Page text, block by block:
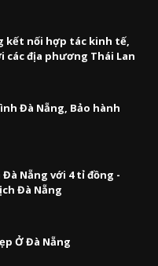
kết nối hợp tác kinh tế,
các địa phương Thái Lan
Đà Nẵng, Bảo hành
Nẵng với 4 tỉ đồng -
Đà Nẵng
Ở Đà Nẵng